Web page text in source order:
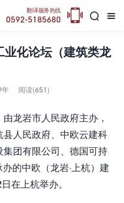


翻译服务热线
0592-5185680 
业化论坛（建筑类龙
年 阅读(651)
龙岩市人民政府主办，
人民政府、中欧云建科
团有限公司、德国可持
的中欧（龙岩·上杭）建
在上杭举办。